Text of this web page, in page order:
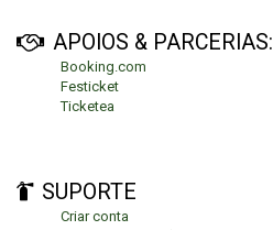
APOIOS & PARCERIAS:
Booking.com
Festicket
Ticketea
SUPORTE
Criar conta